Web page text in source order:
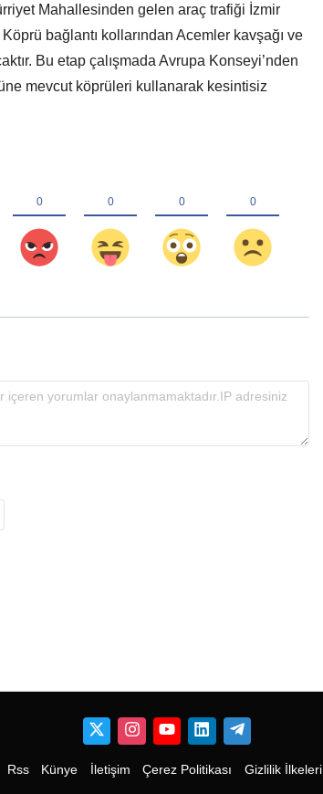
Mahallesinden gelen araç trafiği İzmir
bağlantı kollarından Acemler kavşağı ve
Bu etap çalışmada Avrupa Konseyi’nden
mevcut köprüleri kullanarak kesintisiz
Rss Künye İletişim Çerez Politikası Gizlilik İlkeleri